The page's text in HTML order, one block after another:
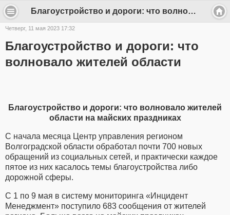
Благоустройство и дороги: что волновало жителей области - Kujbyshev
Четверг, 11 мая 2023 17:32
Благоустройство и дороги: что
волновало жителей области
Благоустройство и дороги: что волновало жителей
области на майских праздниках
С начала месяца Центр управления регионом
Волгоградской области обработал почти 700 новых
обращений из социальных сетей, и практически каждое
пятое из них касалось темы благоустройства либо
дорожной сферы.
С 1 по 9 мая в систему мониторинга «Инцидент
Менеджмент» поступило 683 сообщения от жителей